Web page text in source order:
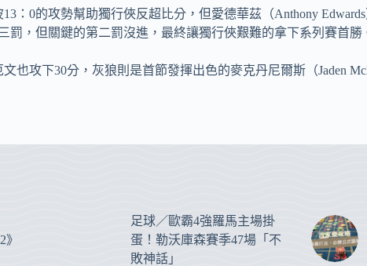
：0的攻勢幫助獨行俠反超比分，但愛德華茲（Anthony
罰，但關鍵的第二罰沒進，最終讓獨行俠艱難的拿下系列賽首勝
也攻下30分，灰狼則是首節發揮出色的麥克丹尼爾斯（Jaden
足球／歐霸4強羅馬主場掛
蛋！勒沃庫森賽季47場「不
敗神話」